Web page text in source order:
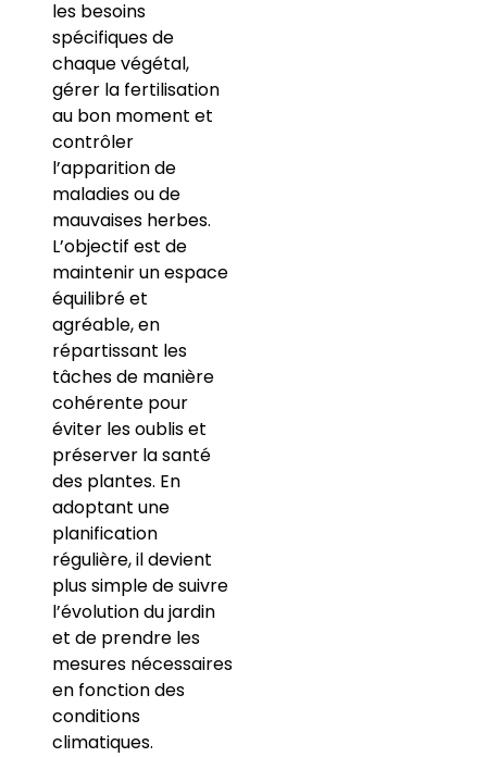
les besoins
spécifiques de
chaque végétal,
gérer la fertilisation
au bon moment et
contrôler
l’apparition de
maladies ou de
mauvaises herbes.
L’objectif est de
maintenir un espace
équilibré et
agréable, en
répartissant les
tâches de manière
cohérente pour
éviter les oublis et
préserver la santé
des plantes. En
adoptant une
planification
régulière, il devient
plus simple de suivre
l’évolution du jardin
et de prendre les
mesures nécessaires
en fonction des
conditions
climatiques.